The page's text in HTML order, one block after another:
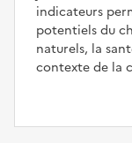
indicateurs
potentiels du
naturels, la
contexte de la